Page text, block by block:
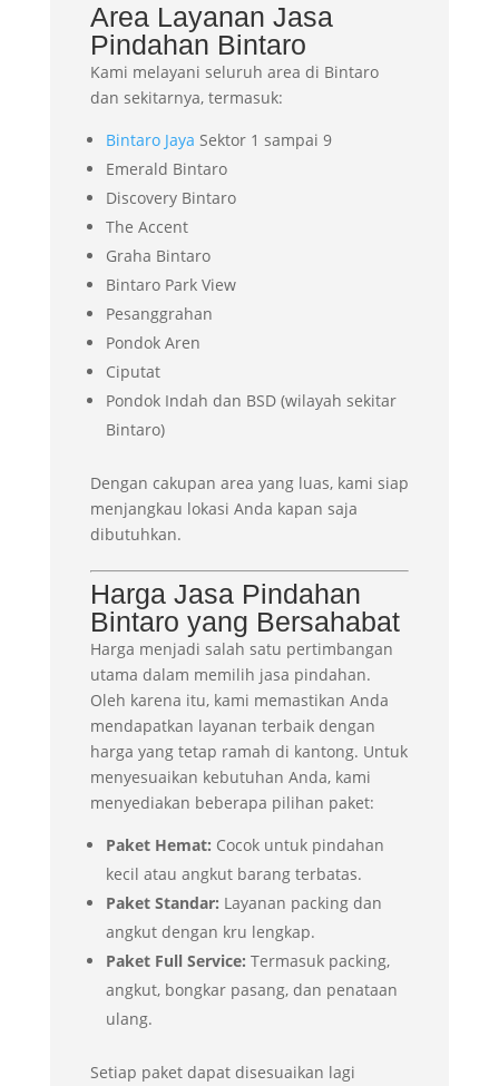
Area Layanan Jasa
Pindahan Bintaro
Kami melayani seluruh area di Bintaro
dan sekitarnya, termasuk:
Bintaro Jaya Sektor 1 sampai 9
Emerald Bintaro
Discovery Bintaro
The Accent
Graha Bintaro
Bintaro Park View
Pesanggrahan
Pondok Aren
Ciputat
Pondok Indah dan BSD (wilayah sekitar
Bintaro)
Dengan cakupan area yang luas, kami siap
menjangkau lokasi Anda kapan saja
dibutuhkan.
Harga Jasa Pindahan
Bintaro yang Bersahabat
Harga menjadi salah satu pertimbangan
utama dalam memilih jasa pindahan.
Oleh karena itu, kami memastikan Anda
mendapatkan layanan terbaik dengan
harga yang tetap ramah di kantong. Untuk
menyesuaikan kebutuhan Anda, kami
menyediakan beberapa pilihan paket:
Paket Hemat: Cocok untuk pindahan
kecil atau angkut barang terbatas.
Paket Standar: Layanan packing dan
angkut dengan kru lengkap.
Paket Full Service: Termasuk packing,
angkut, bongkar pasang, dan penataan
ulang.
Setiap paket dapat disesuaikan lagi